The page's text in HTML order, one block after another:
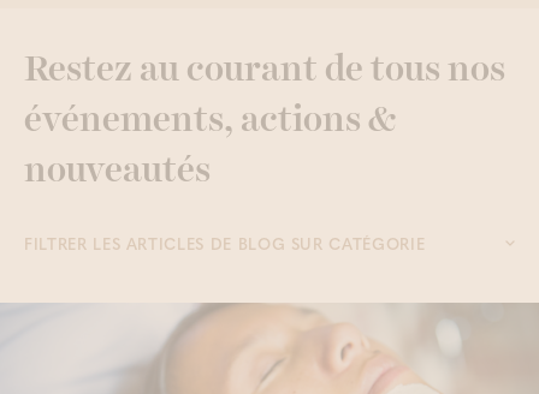
Restez au courant de tous nos
événements, actions &
nouveautés
FILTRER LES ARTICLES DE BLOG SUR CATÉGORIE